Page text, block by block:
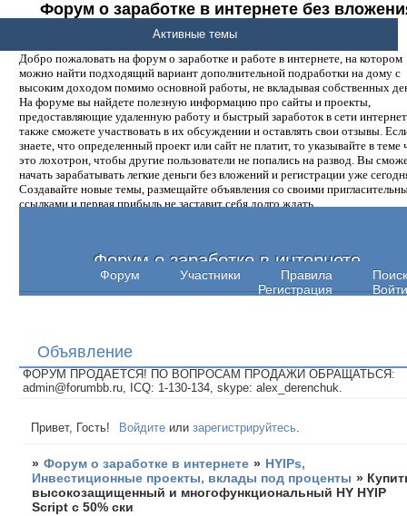
Форум о заработке в интернете без
денег.
Добро пожаловать на форум о заработке и работе в интернете, на котором
можно найти подходящий вариант дополнительной подработки на дому с
высоким доходом помимо основной работы, не вкладывая собственных
На форуме вы найдете полезную информацию про сайты и проекты,
предоставляющие удаленную работу и быстрый заработок в сети
также сможете участвовать в их обсуждении и оставлять свои отзывы.
знаете, что определенный проект или сайт не платит, то указывайте в теме
это лохотрон, чтобы другие пользователи не попались на развод. Вы
начать зарабатывать легкие деньги без вложений и регистрации уже
Создавайте новые темы, размещайте объявления со своими
ссылками и первая прибыль не заставит себя долго ждать.
Форум о заработке в интернете
Форум Участники Правила
Поиск
Регистрация
Войти
Активные темы
Объявление
ФОРУМ ПРОДАЕТСЯ! ПО ВОПРОСАМ ПРОДАЖИ ОБРАЩАТЬСЯ:
admin@forumbb.ru, ICQ: 1-130-134, skype: alex_derenchuk.
Привет, Гость! Войдите илизарегистрируйтесь
» Форум о заработке в интернете » HYIPs,
Инвестиционные проекты, вклады под проценты »
высокозащищенный и многофункциональный HY HYIP
Script с 50% ски